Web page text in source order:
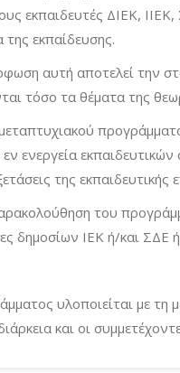
εκπαιδευτές ΔΙΕΚ,
εκπαίδευσης.
αυτή αποτελεί την
τα θέματα της
εκπαιδευτικών
της
του
δημοσίων ΙΕΚ ή/και
υλοποιείται με
και οι